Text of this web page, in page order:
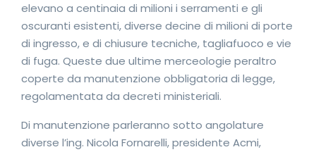
elevano a centinaia di milioni i serramenti e gli
oscuranti esistenti, diverse decine di milioni di porte
di ingresso, e di chiusure tecniche, tagliafuoco e vie
di fuga. Queste due ultime merceologie peraltro
coperte da manutenzione obbligatoria di legge,
regolamentata da decreti ministeriali.
Di manutenzione parleranno sotto angolature
diverse l’ing. Nicola Fornarelli, presidente Acmi,